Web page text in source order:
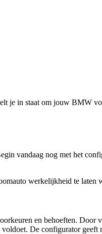
je in staat om jouw BMW
vandaag nog met het
werkelijkheid te laten
en behoeften. Door
De configurator geeft